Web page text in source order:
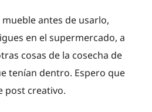
antes de usarlo,
en el supermercado, a
cosas de la cosecha de
tenían dentro. Espero que
post creativo.